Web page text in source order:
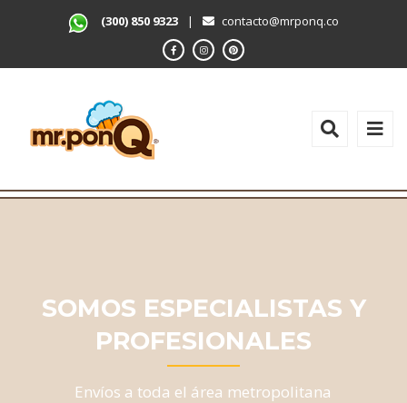
(300) 850 9323 | contacto@mrponq.co
SOMOS ESPECIALISTAS Y
PROFESIONALES
Envíos a toda el área metropolitana